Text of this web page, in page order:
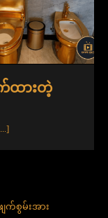
ထားတဲ့
က်စွမ်းအား